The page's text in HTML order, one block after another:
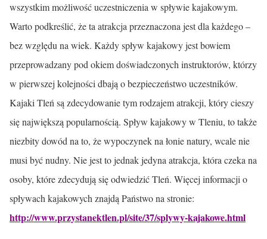
wszystkim możliwość uczestniczenia w spływie kajakowym.
Warto podkreślić, że ta atrakcja przeznaczona jest dla każdego –
bez względu na wiek. Każdy spływ kajakowy jest bowiem
przeprowadzany pod okiem doświadczonych instruktorów, którzy
w pierwszej kolejności dbają o bezpieczeństwo uczestników.
Kajaki Tleń są zdecydowanie tym rodzajem atrakcji, który cieszy
się największą popularnością. Spływ kajakowy w Tleniu, to także
niezbity dowód na to, że wypoczynek na łonie natury, wcale nie
musi być nudny. Nie jest to jednak jedyna atrakcja, która czeka na
osoby, które zdecydują się odwiedzić Tleń. Więcej informacji o
spływach kajakowych znajdą Państwo na stronie:
http://www.przystanektlen.pl/site/37/splywy-kajakowe.html